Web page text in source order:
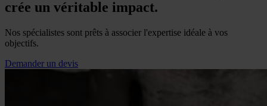
crée un véritable impact.
Nos spécialistes sont prêts à associer l'expertise idéale à vos
objectifs.
Demander un devis